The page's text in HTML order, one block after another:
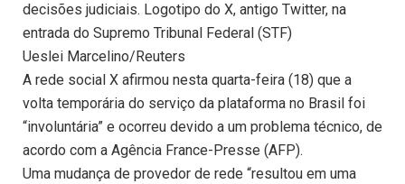
decisões judiciais. Logotipo do X, antigo Twitter, na
entrada do Supremo Tribunal Federal (STF)
Ueslei Marcelino/Reuters
A rede social X afirmou nesta quarta-feira (18) que a
volta temporária do serviço da plataforma no Brasil foi
“involuntária” e ocorreu devido a um problema técnico, de
acordo com a Agência France-Presse (AFP).
Uma mudança de provedor de rede “resultou em uma